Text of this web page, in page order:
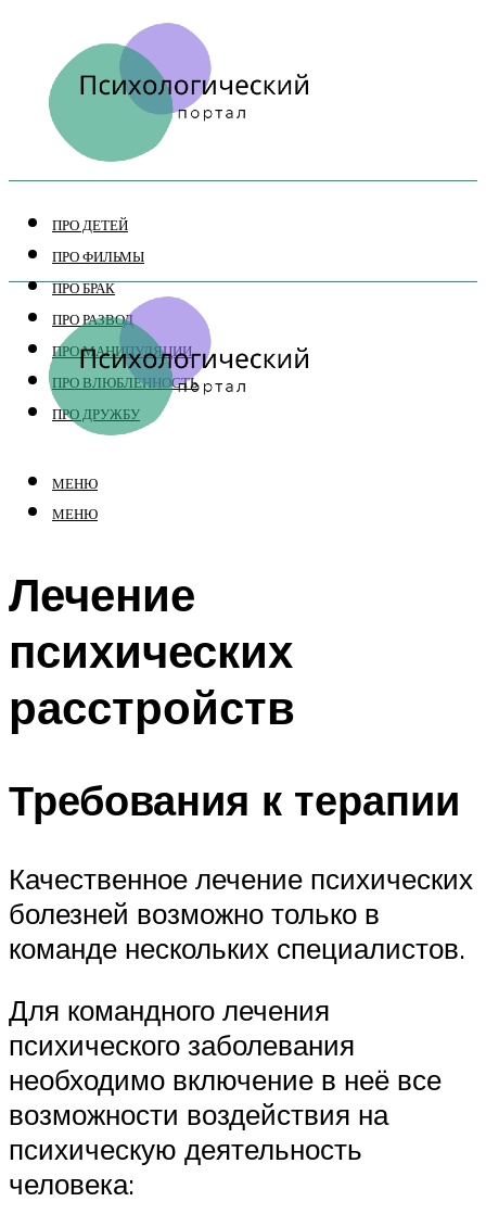
ПРО ДЕТЕЙ
ПРО ФИЛЬМЫ
ПРО БРАК
ПРО РАЗВОД
ПРО МАНИПУЛЯЦИИ
ПРО ВЛЮБЛЕННОСТЬ
ПРО ДРУЖБУ
МЕНЮ
МЕНЮ
Лечение
психических
расстройств
Требования к терапии
Качественное лечение психических
болезней возможно только в
команде нескольких специалистов.
Для командного лечения
психического заболевания
необходимо включение в неё все
возможности воздействия на
психическую деятельность
человека: